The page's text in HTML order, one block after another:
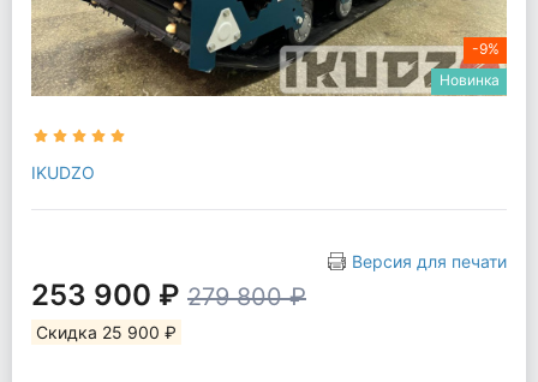
-9%
Новинка
IKUDZO
Версия для печати
253 900 ₽ 279 800 ₽
Скидка 25 900 ₽